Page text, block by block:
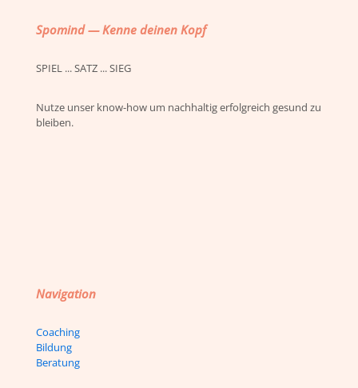
Spomind — Kenne deinen Kopf
SPIEL ... SATZ ... SIEG
Nutze unser know-how um nachhaltig erfolgreich gesund zu
bleiben.
Navigation
Coaching
Bildung
Beratung